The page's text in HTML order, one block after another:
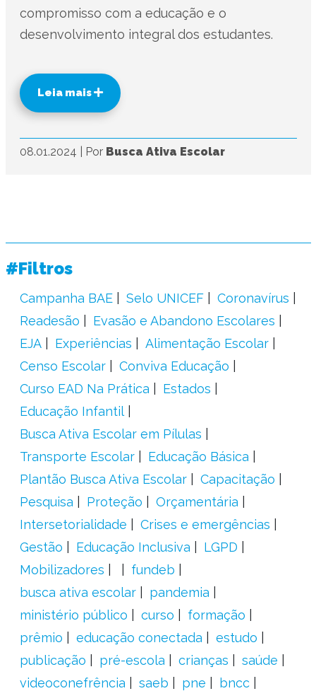
compromisso com a educação e o
desenvolvimento integral dos estudantes.
Leia mais
08.01.2024 Por Busca Ativa Escolar
#Filtros
Campanha BAE Selo UNICEF
Coronavírus
Readesão
Evasão e Abandono Escolares
EJA
Experiências
Alimentação Escolar
Censo Escolar
Conviva Educação
Curso EAD Na Prática
Estados
Educação Infantil
Busca Ativa Escolar em Pílulas
Transporte Escolar
Educação Básica
Plantão Busca Ativa Escolar
Capacitação
Pesquisa
Proteção
Orçamentária
Intersetorialidade
Crises e emergências
Gestão
Educação Inclusiva
LGPD
Mobilizadores
fundeb
busca ativa escolar
pandemia
ministério público
curso
formação
prêmio
educação conectada
estudo
publicação
pré-escola crianças
saúde
videoconefrência
saeb pne
bncc